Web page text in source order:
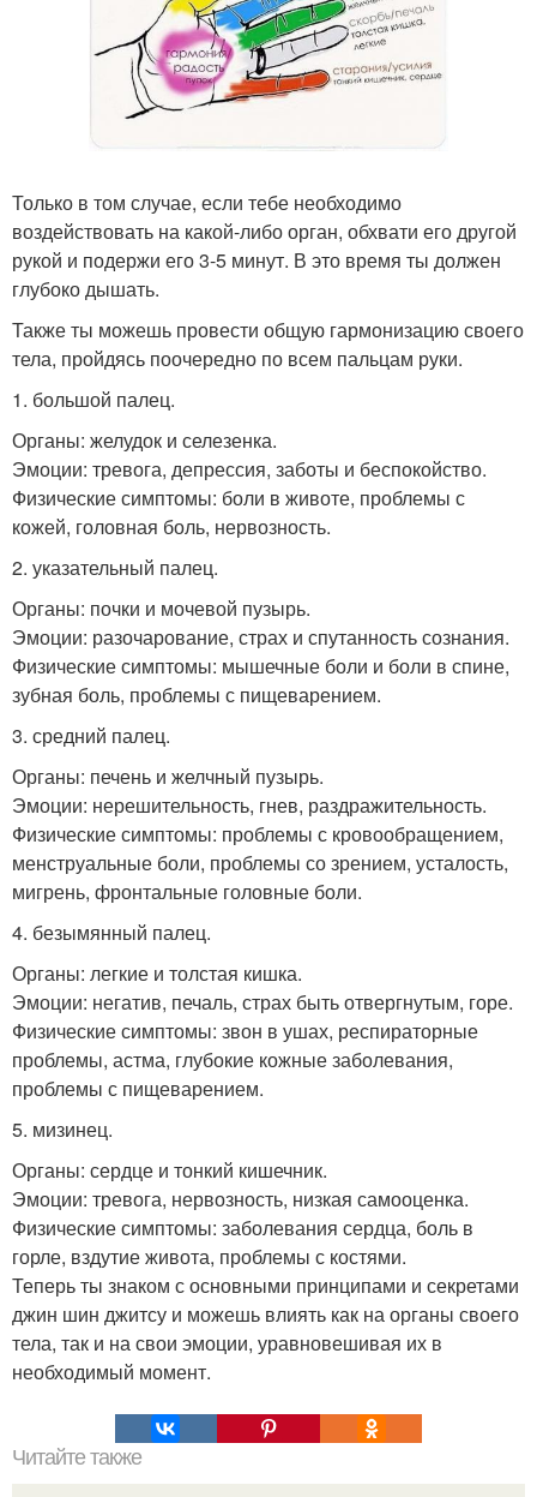
Только в том случае, если тебе необходимо
воздействовать на какой-либо орган, обхвати его другой
рукой и подержи его 3-5 минут. В это время ты должен
глубоко дышать.
Также ты можешь провести общую гармонизацию своего
тела, пройдясь поочередно по всем пальцам руки.
1. большой палец.
Органы: желудок и селезенка.
Эмоции: тревога, депрессия, заботы и беспокойство.
Физические симптомы: боли в животе, проблемы с
кожей, головная боль, нервозность.
2. указательный палец.
Органы: почки и мочевой пузырь.
Эмоции: разочарование, страх и спутанность сознания.
Физические симптомы: мышечные боли и боли в спине,
зубная боль, проблемы с пищеварением.
3. средний палец.
Органы: печень и желчный пузырь.
Эмоции: нерешительность, гнев, раздражительность.
Физические симптомы: проблемы с кровообращением,
менструальные боли, проблемы со зрением, усталость,
мигрень, фронтальные головные боли.
4. безымянный палец.
Органы: легкие и толстая кишка.
Эмоции: негатив, печаль, страх быть отвергнутым, горе.
Физические симптомы: звон в ушах, респираторные
проблемы, астма, глубокие кожные заболевания,
проблемы с пищеварением.
5. мизинец.
Органы: сердце и тонкий кишечник.
Эмоции: тревога, нервозность, низкая самооценка.
Физические симптомы: заболевания сердца, боль в
горле, вздутие живота, проблемы с костями.
Теперь ты знаком с основными принципами и секретами
джин шин джитсу и можешь влиять как на органы своего
тела, так и на свои эмоции, уравновешивая их в
необходимый момент.
Читайте также